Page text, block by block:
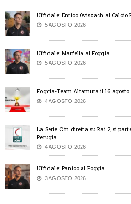
Ufficiale: Enrico Oviszach al Calcio
5 AGOSTO 2026
Ufficiale: Marfella al Foggia
5 AGOSTO 2026
Foggia-Team Altamura il 16 agosto
4 AGOSTO 2026
La Serie C in diretta su Rai 2, si
Perugia
4 AGOSTO 2026
Ufficiale: Panico al Foggia
3 AGOSTO 2026